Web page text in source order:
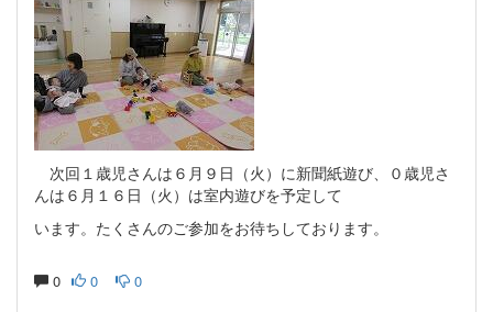
次回１歳児さんは６月９日（火）に新聞紙遊び、０歳児さ
んは６月１６日（火）は室内遊びを予定して
います。たくさんのご参加をお待ちしております。
0 0 0